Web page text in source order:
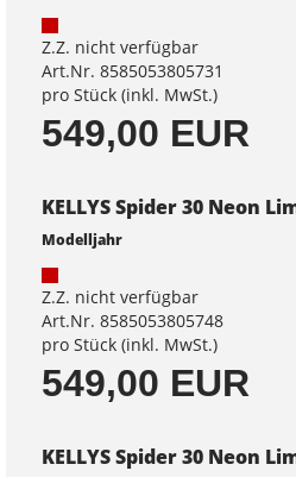
Z.Z. nicht verfügbar
Art.Nr. 8585053805731
pro Stück (inkl. MwSt.)
549,00 EUR
KELLYS Spider 30 Neon
Modelljahr
Z.Z. nicht verfügbar
Art.Nr. 8585053805748
pro Stück (inkl. MwSt.)
549,00 EUR
KELLYS Spider 30 Neon